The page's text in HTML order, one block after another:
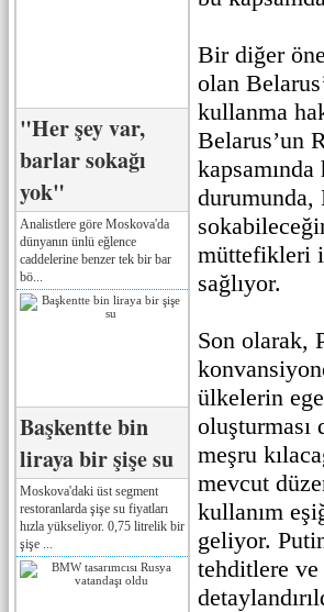
"Her şey var,
barlar sokağı
yok"
Analistlere göre Moskova'da
dünyanın ünlü eğlence
caddelerine benzer tek bir bar
bö...
Başkentte bin
liraya bir şişe su
Moskova'daki üst segment
restoranlarda şişe su fiyatları
hızla yükseliyor. 0,75 litrelik bir
şişe ...
Bir diğer
olan
kullanma
Belarus’un
kapsamında
durumunda,
müttefikleri
sağlıyor.
Son olarak,
ülkelerin
oluşturması
meşru
mevcut
kullanım
geliyor.
tehditlere